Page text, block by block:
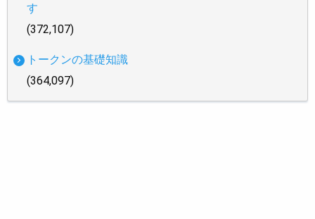
す
(372,107)
トークンの基礎知識
(364,097)